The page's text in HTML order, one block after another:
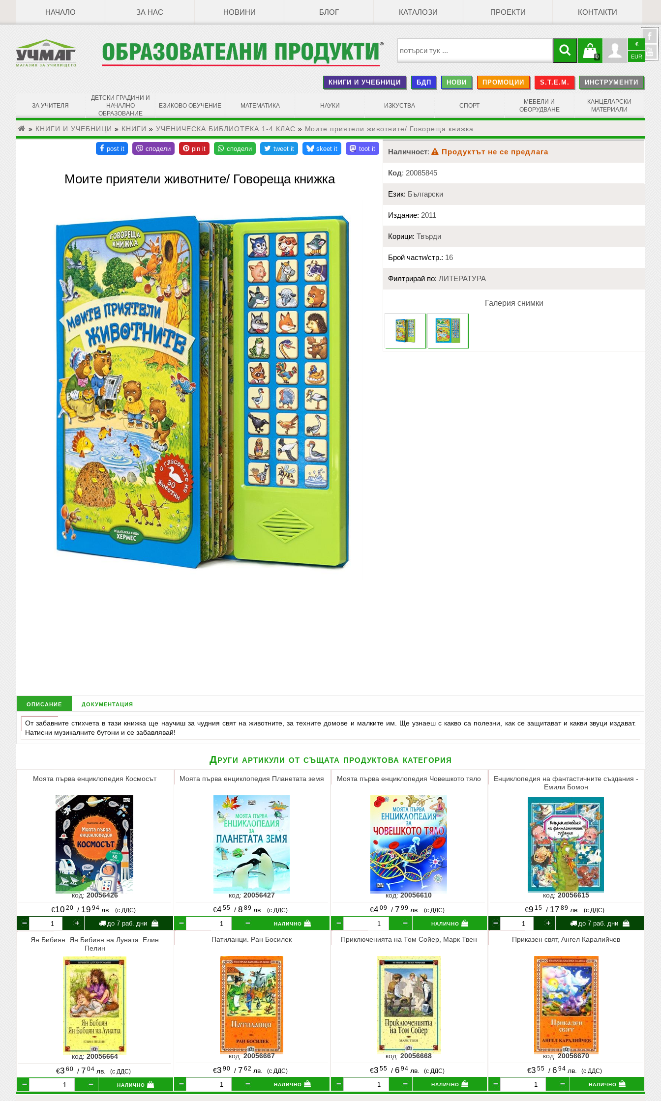
НАЧАЛО ЗА НАС НОВИНИ БЛОГ КАТАЛОЗИ ПРОЕКТИ КОНТАКТИ
€
EUR
Профил
0
Кошницата
е празна
КНИГИ И УЧЕБНИЦИ БДП НОВИ ПРОМОЦИИ S.T.E.M. ИНСТРУМЕНТИ
ЗА УЧИТЕЛЯ
ДЕТСКИ ГРАДИНИ И
НАЧАЛНО
ОБРАЗОВАНИЕ
ЕЗИКОВО ОБУЧЕНИЕ МАТЕМАТИКА НАУКИ ИЗКУСТВА СПОРТ
МЕБЕЛИ И
ОБОРУДВАНЕ
КАНЦЕЛАРСКИ
МАТЕРИАЛИ
» КНИГИ И УЧЕБНИЦИ » КНИГИ » УЧЕНИЧЕСКА БИБЛИОТЕКА 1-4 КЛАС » Моите приятели животните/ Говореща книжка
Моите приятели животните/ Говореща книжка
Наличност: Продуктът не се предлага
Код: 20085845
Език: Български
Издание: 2011
Корици: Твърди
Брой части/стр.: 16
Филтрирай по: ЛИТЕРАТУРА
Галерия снимки
описание документация
От забавните стихчета в тази книжка ще научиш за чудния свят на животните, за техните домове и малките им. Ще узнаеш с какво са полезни, как се защитават и какви звуци издават.
Натисни музикалните бутони и се забавлявай!
Други артикули от същата продуктова категория
Моята първа енциклопедия Космосът
код: 20056426
€10 20 / 19 94 лв. (с ДДС)
до 7 раб. дни
Моята първа енциклопедия Планетата земя
код:20056427
€4 55 / 8 89 лв. (с ДДС)
налично
Моята първа енциклопедия Човешкото тяло
код:20056610
€4 09 / 7 99 лв. (с ДДС)
налично
Енциклопедия на фантастичните създания -
Емили Бомон
код:20056615
€9 15 / 17 89 лв. (с ДДС)
до 7 раб. дни
Ян Бибиян. Ян Бибиян на Луната. Елин
Пелин
код:20056664
€3 60 / 7 04 лв. (с ДДС)
налично
Патиланци. Ран Босилек
код:20056667
€3 90 / 7 62 лв. (с ДДС)
налично
Приключенията на Том Сойер, Марк Твен
код:20056668
€3 55 /6 94 лв. (с ДДС)
налично
Приказен свят, Ангел Каралийчев
код:20056670
€3 55 /6 94 лв. (с ДДС)
налично